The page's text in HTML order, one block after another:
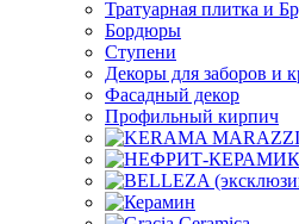
Тратуарная плитка и
Бордюры
Ступени
Декоры для заборов и
Фасадный декор
Профильный кирпич